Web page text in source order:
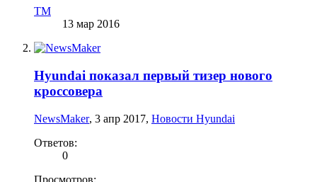
TM
13 мар 2016
Hyundai показал первый тизер нового
кроссовера
NewsMaker, 3 апр 2017, Новости Hyundai
Ответов:
0
Просмотров: